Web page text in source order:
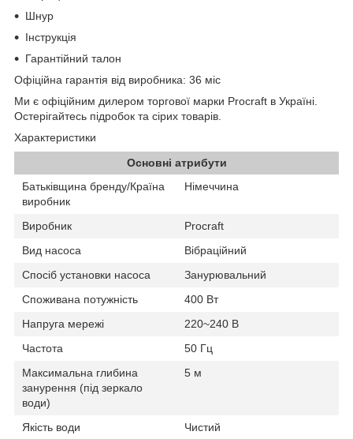
Шнур
Інструкція
Гарантійний талон
Офіційна гарантія від виробника: 36 міс
Ми є офіційним дилером торгової марки Procraft в Україні.
Остерігайтесь підробок та сірих товарів.
Характеристики
Основні атрибути
Батьківщина бренду/Країна
виробник
Німеччина
Виробник
Procraft
Вид насоса
Вібраційний
Спосіб установки насоса
Занурювальний
Споживана потужність
400 Вт
Напруга мережі
220~240 В
Частота
50 Гц
Максимальна глибина
занурення (під зеркало
води)
5 м
Якість води
Чистий